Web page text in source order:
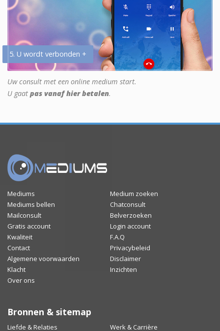
5. U wordt verbonden +
Uw consult met een online medium start.
U gaat pas vanaf hier betalen.
Mediums
Medium zoeken
Mediums bellen
Chatconsult
Mailconsult
Belverzoeken
Gratis account
Login account
Kwaliteit
F.A.Q
Contact
Privacybeleid
Algemene voorwaarden
Disclaimer
Klacht
Inzichten
Over ons
Bronnen & sitemap
Liefde & Relaties Werk & Carrière